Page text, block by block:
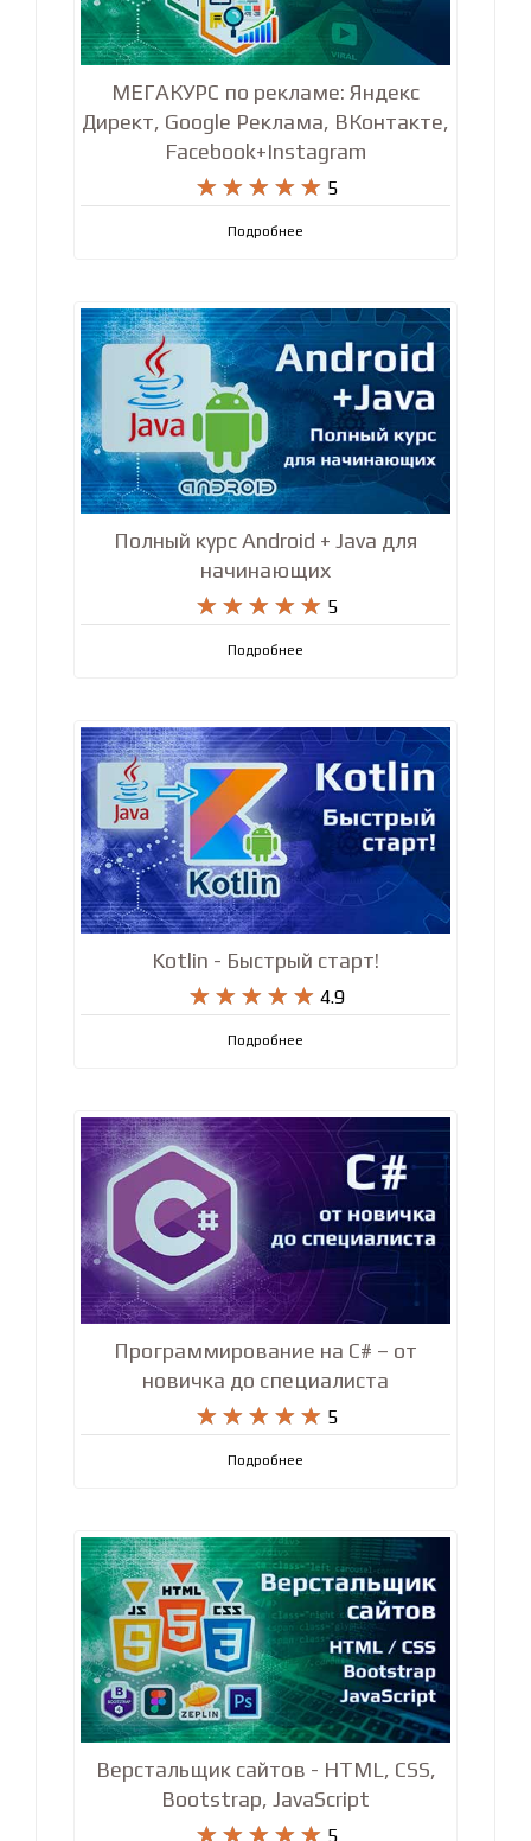
МЕГАКУРС по рекламе: Яндекс
Директ, Google Реклама, ВКонтакте,
Facebook+Instagram
    
     5
Подробнее
Полный курс Android + Java для
начинающих
    
     5
Подробнее
Kotlin - Быстрый старт!
    
     4.9
Подробнее
Программирование на C# – от
новичка до специалиста
    
     5
Подробнее
Верстальщик сайтов - HTML, CSS,
Bootstrap, JavaScript
    
     5